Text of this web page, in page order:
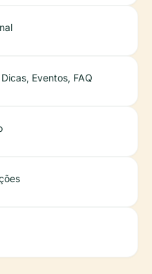
Eventos, FAQ